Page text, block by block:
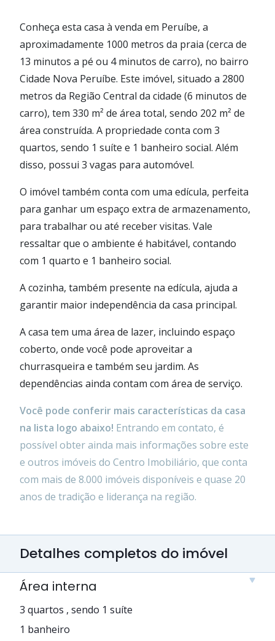
Conheça esta casa à venda em Peruíbe, a
aproximadamente 1000 metros da praia (cerca de
13 minutos a pé ou 4 minutos de carro), no bairro
Cidade Nova Peruíbe. Este imóvel, situado a 2800
metros da Região Central da cidade (6 minutos de
carro), tem 330 m² de área total, sendo 202 m² de
área construída. A propriedade conta com 3
quartos, sendo 1 suíte e 1 banheiro social. Além
disso, possui 3 vagas para automóvel.
O imóvel também conta com uma edícula, perfeita
para ganhar um espaço extra de armazenamento,
para trabalhar ou até receber visitas. Vale
ressaltar que o ambiente é habitável, contando
com 1 quarto e 1 banheiro social.
A cozinha, também presente na edícula, ajuda a
garantir maior independência da casa principal.
A casa tem uma área de lazer, incluindo espaço
coberto, onde você pode aproveitar a
churrasqueira e também seu jardim. As
dependências ainda contam com área de serviço.
Você pode conferir mais características da casa
na lista logo abaixo! Entrando em contato, é
possível obter ainda mais informações sobre este
e outros imóveis do Centro Imobiliário, que conta
com mais de 8.000 imóveis disponíveis e quase 20
anos de tradição e liderança na região.
Detalhes completos do imóvel
Área interna
3 quartos , sendo 1 suíte
1 banheiro